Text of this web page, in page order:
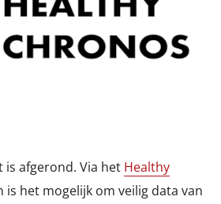
is afgerond. Via het Healthy
is het mogelijk om veilig data van